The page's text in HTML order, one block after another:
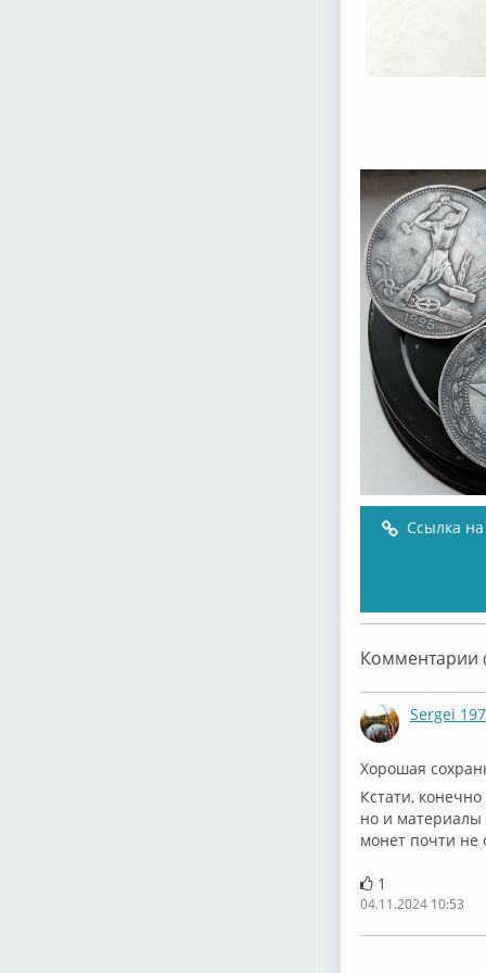
Ссылка
Комментарии
Sergei
Хорошая
Кстати,
но и материалы
монет почти не
1
04.11.2024 10:53